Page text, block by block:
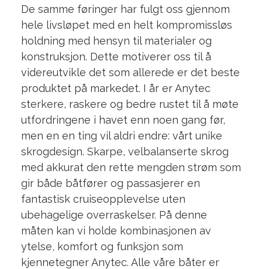
De samme føringer har fulgt oss gjennom
hele livsløpet med en helt kompromissløs
holdning med hensyn til materialer og
konstruksjon. Dette motiverer oss til å
videreutvikle det som allerede er det beste
produktet på markedet. I år er Anytec
sterkere, raskere og bedre rustet til å møte
utfordringene i havet enn noen gang før,
men en en ting vil aldri endre: vårt unike
skrogdesign. Skarpe, velbalanserte skrog
med akkurat den rette mengden strøm som
gir både båtfører og passasjerer en
fantastisk cruiseopplevelse uten
ubehagelige overraskelser. På denne
måten kan vi holde kombinasjonen av
ytelse, komfort og funksjon som
kjennetegner Anytec. Alle våre båter er